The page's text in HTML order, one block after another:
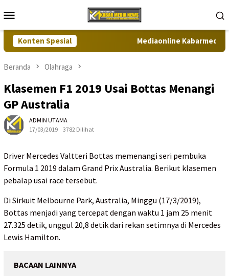
ke
Mobile
Konten Spesial Mediaonline
Beranda Olahraga
Klasemen F1 2019 Usai Bottas Menangi
GP Australia
ADMIN UTAMA
17/03/2019
3782 Dilihat
Driver Mercedes Valtteri Bottas memenangi seri pembuka
Formula 1 2019 dalam Grand Prix Australia. Berikut klasemen
pebalap usai race tersebut.
Di Sirkuit Melbourne Park, Australia, Minggu (17/3/2019),
Bottas menjadi yang tercepat dengan waktu 1 jam 25 menit
27.325 detik, unggul 20,8 detik dari rekan setimnya di Mercedes
Lewis Hamilton.
BACAAN LAINNYA